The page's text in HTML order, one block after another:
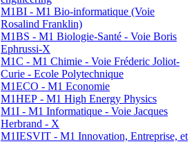
M1BI - M1 Bio-informatique (Voie
Rosalind Franklin)
M1BS - M1 Biologie-Santé - Voie Boris
Ephrussi-X
M1C - M1 Chimie - Voie Fréderic Joliot-
Curie - Ecole Polytechnique
M1ECO - M1 Economie
M1HEP - M1 High Energy Physics
M1I - M1 Informatique - Voie Jacques
Herbrand - X
M1IESVIT - M1 Innovation, Entreprise, et